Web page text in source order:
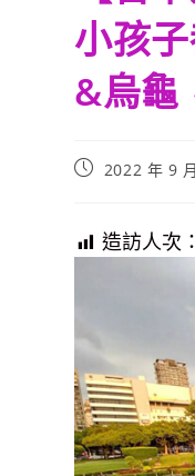
小孩
&烏龜
Post2022 年 9
造訪人次：